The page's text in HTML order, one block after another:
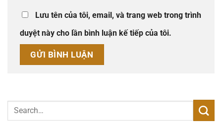
Lưu tên của tôi, email, và trang web trong trình
duyệt này cho lần bình luận kế tiếp của tôi.